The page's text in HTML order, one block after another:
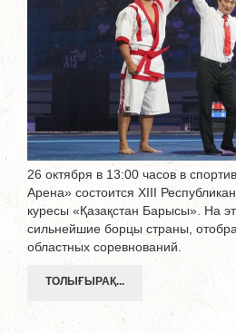
26 октября в 13:00 часов в
Арена» состоится XIII
куресы «Қазақстан Барысы». На
сильнейшие борцы страны,
областных соревнований.
ТОЛЫҒЫРАҚ...